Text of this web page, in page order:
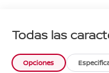
Todas las
Opciones